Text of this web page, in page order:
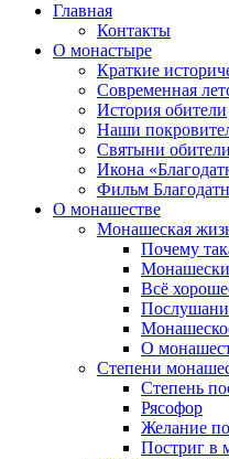
Главная
Контакты
О монастыре
Краткие
Современная
История обители
Наши
Святыни обители
Икона
Фильм
О монашестве
Монашеская
Почему
Всё
О
Степени
Степень
Рясофор
Желание
Постриг в